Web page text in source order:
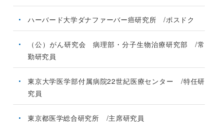
ハーバード大学ダナファーバー癌研究所 /ポスドク
（公）がん研究会 病理部・分子生物治療研究部 /常
勤研究員
東京大学医学部付属病院22世紀医療センター /特任研
究員
東京都医学総合研究所 /主席研究員